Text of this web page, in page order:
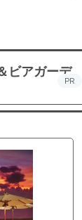
ビアガーデ
PR